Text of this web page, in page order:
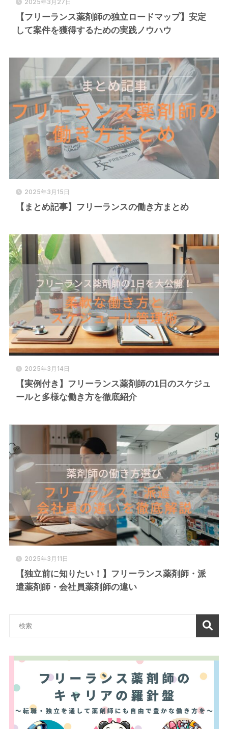
2025年3月27日
【フリーランス薬剤師の独立ロードマップ】安定
して案件を獲得するための実践ノウハウ
2025年3月15日
【まとめ記事】フリーランスの働き方まとめ
2025年3月14日
【実例付き】フリーランス薬剤師の1日のスケジュ
ールと多様な働き方を徹底紹介
2025年3月11日
【独立前に知りたい！】フリーランス薬剤師・派
遣薬剤師・会社員薬剤師の違い